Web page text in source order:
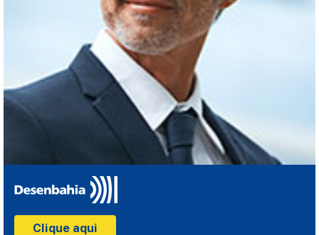
Clique aqui